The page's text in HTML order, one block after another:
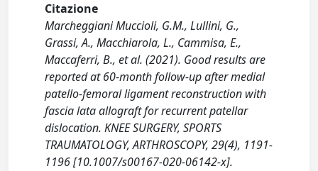
Citazione
Marcheggiani Muccioli, G.M., Lullini, G.,
Grassi, A., Macchiarola, L., Cammisa, E.,
Maccaferri, B., et al. (2021). Good results are
reported at 60-month follow-up after medial
patello-femoral ligament reconstruction with
fascia lata allograft for recurrent patellar
dislocation. KNEE SURGERY, SPORTS
TRAUMATOLOGY, ARTHROSCOPY, 29(4), 1191-
1196 [10.1007/s00167-020-06142-x].